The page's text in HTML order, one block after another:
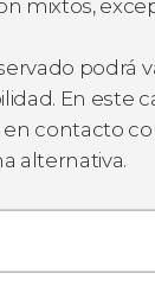
mixtos,
podrá
En este
contacto
alternativa.